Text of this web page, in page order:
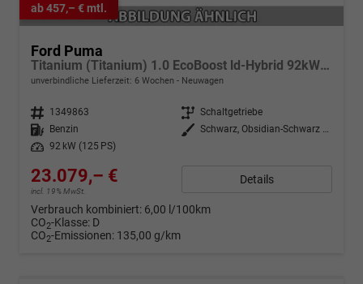
ab 457,– € mtl.
Ford Puma
Titanium (Titanium) 1.0 EcoBoost ld-Hybrid 92kW (125 PS) 7-Gang-DSG
unverbindliche Lieferzeit: 6 Wochen Neuwagen
Fahrzeugnr. 1349863 Getriebe Schaltgetriebe
Kraftstoff
Benzin Außenfarbe
Schwarz, Obsidian-Schwarz Metallic (PN4GM0)
Leistung
92 kW (125 PS)
23.079,– €
incl. 19% MwSt.
Details
Verbrauch kombiniert: 6,00 l/100km
CO2-Klasse: D
CO2-Emissionen: 135,00 g/km